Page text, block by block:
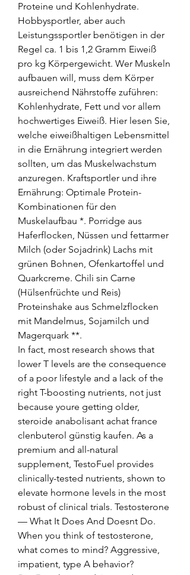
Proteine und Kohlenhydrate.
Hobbysportler, aber auch
Leistungssportler benötigen in der
Regel ca. 1 bis 1,2 Gramm Eiweiß
pro kg Körpergewicht. Wer Muskeln
aufbauen will, muss dem Körper
ausreichend Nährstoffe zuführen:
Kohlenhydrate, Fett und vor allem
hochwertiges Eiweiß. Hier lesen Sie,
welche eiweißhaltigen Lebensmittel
in die Ernährung integriert werden
sollten, um das Muskelwachstum
anzuregen. Kraftsportler und ihre
Ernährung: Optimale Protein-
Kombinationen für den
Muskelaufbau *. Porridge aus
Haferflocken, Nüssen und fettarmer
Milch (oder Sojadrink) Lachs mit
grünen Bohnen, Ofenkartoffel und
Quarkcreme. Chili sin Carne
(Hülsenfrüchte und Reis)
Proteinshake aus Schmelzflocken
mit Mandelmus, Sojamilch und
Magerquark **.
In fact, most research shows that
lower T levels are the consequence
of a poor lifestyle and a lack of the
right T-boosting nutrients, not just
because youre getting older,
steroide anabolisant achat france
clenbuterol günstig kaufen. As a
premium and all-natural
supplement, TestoFuel provides
clinically-tested nutrients, shown to
elevate hormone levels in the most
robust of clinical trials. Testosterone
— What It Does And Doesnt Do.
When you think of testosterone,
what comes to mind? Aggressive,
impatient, type A behavior?